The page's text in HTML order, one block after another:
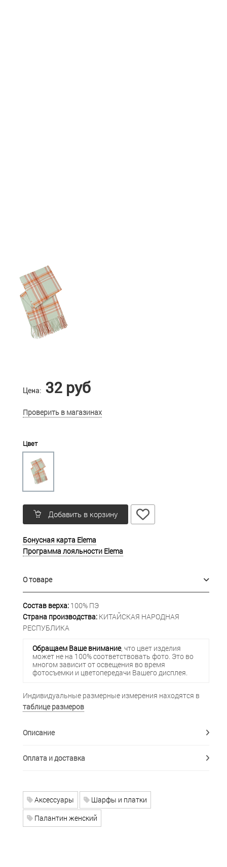
Цена: 32 руб
Проверить в магазинах
Цвет
Добавить в корзину
Бонусная карта Elema
Программа лояльности Elema
О товаре
Состав верха: 100% ПЭ
Страна производства: КИТАЙСКАЯ НАРОДНАЯ
РЕСПУБЛИКА
Обращаем Ваше внимание, что цвет изделия
может не на 100% соответствовать фото. Это во
многом зависит от освещения во время
фотосъемки и цветопередачи Вашего дисплея.
Индивидуальные размерные измерения находятся в
таблице размеров
Описание
Оплата и доставка
Аксессуары
Шарфы и платки
Палантин женский